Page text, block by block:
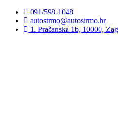
Preskoči
sadržaj
091/598-1048
autostrmo@autostrmo.hr
1. Pračanska 1b, 10000,